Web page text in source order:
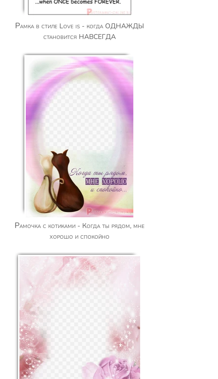
Рамка в стиле Love is - когда ОДНАЖДЫ
становится НАВСЕГДА
Рамочка с котиками - Когда ты рядом, мне
хорошо и спокойно